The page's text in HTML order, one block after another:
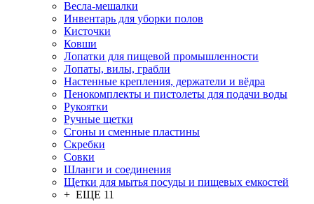
Весла-мешалки
Инвентарь для уборки полов
Кисточки
Ковши
Лопатки для пищевой промышленности
Лопаты, вилы, грабли
Настенные крепления, держатели и вёдра
Пенокомплекты и пистолеты для подачи воды
Рукоятки
Ручные щетки
Сгоны и сменные пластины
Скребки
Совки
Шланги и соединения
Щетки для мытья посуды и пищевых емкостей
+ ЕЩЕ 11